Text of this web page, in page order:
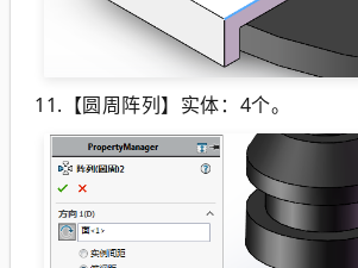
11.【圆周阵列】实体：4个。